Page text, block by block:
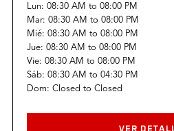
Lun: 08:30 AM to 08:00 PM
Mar: 08:30 AM to 08:00 PM
Mié: 08:30 AM to 08:00 PM
Jue: 08:30 AM to 08:00 PM
Vie: 08:30 AM to 08:00 PM
Sáb: 08:30 AM to 04:30 PM
Dom: Closed to Closed
VER